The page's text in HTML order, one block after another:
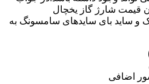
قیمت شارژ گاز یخچال
و ساید بای سایدهای سامسونگ به
اضافی